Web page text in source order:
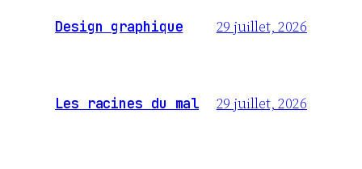
Design graphique 29 juillet, 2026
Les racines du mal 29 juillet, 2026